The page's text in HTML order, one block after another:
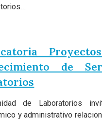
de
de Laboratorios
y administrativo